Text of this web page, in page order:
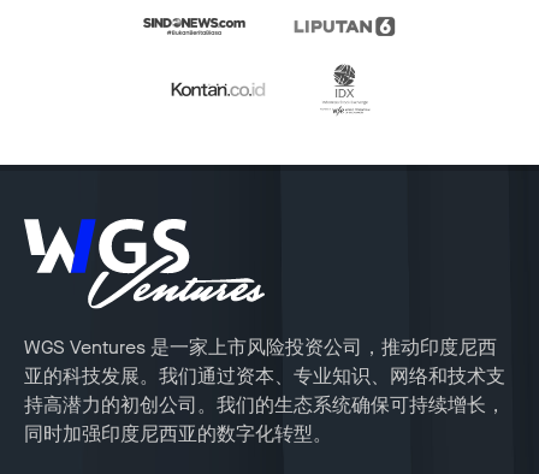
WGS Ventures 是一家上市风险投资公司，推动印度尼西
亚的科技发展。我们通过资本、专业知识、网络和技术支
持高潜力的初创公司。我们的生态系统确保可持续增长，
同时加强印度尼西亚的数字化转型。